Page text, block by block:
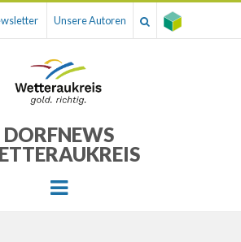
Unsere Autoren
DORFNEWS
Menu